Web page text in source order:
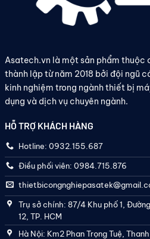
Asatech.vn là một sản phẩm thuộc
thành lập từ năm 2018 bởi đội ngũ
kinh nghiệm trong ngành thiết bị
dụng và dịch vụ chuyên ngành.
HỖ TRỢ KHÁCH HÀNG
Hotline: 0932.155.687
Điều phối viên: 0984.715.876
Trụ sở chính: 87/4 Khu phố 1,
12, TP. HCM
Hà Nội: Km2 Phan Trọng Tuệ,